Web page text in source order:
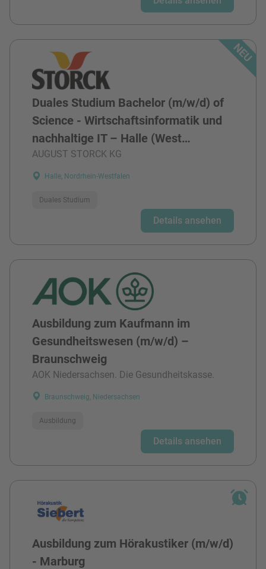
Duales Studium Bachelor (m/w/d) of
Science - Wirtschaftsinformatik und
nachhaltige IT – Halle (West…
AUGUST STORCK KG
Halle, Nordrhein-Westfalen
Duales Studium
Details ansehen
Ausbildung zum Kaufmann im
Gesundheitswesen (m/w/d) –
Braunschweig
AOK Niedersachsen. Die Gesundheitskasse.
Braunschweig, Niedersachsen
Ausbildung
Details ansehen
Ausbildung zum Hörakustiker (m/w/d)
- Marburg